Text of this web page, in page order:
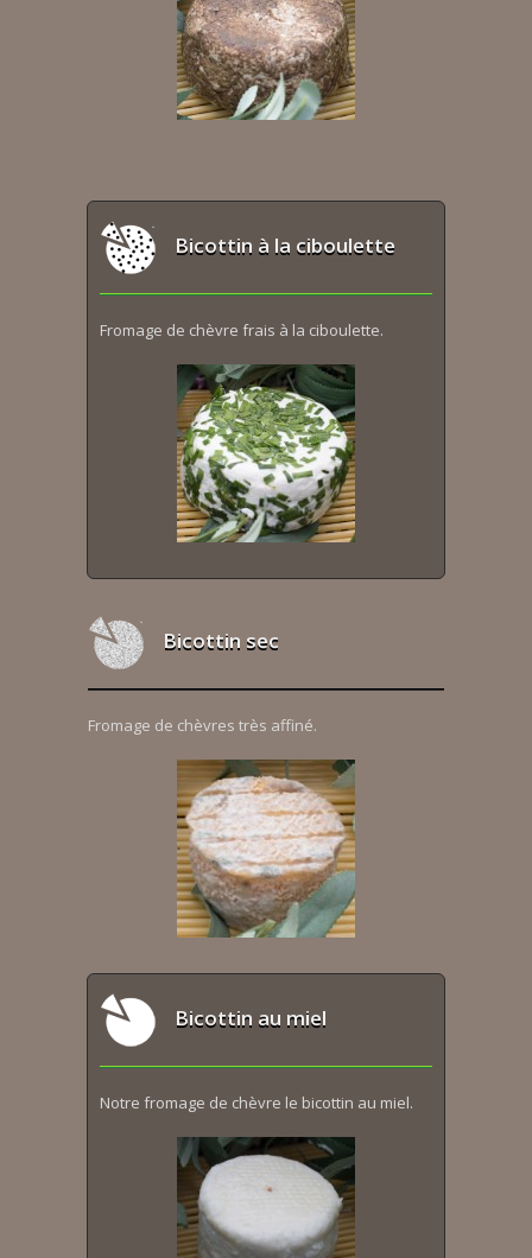
Bicottin à la ciboulette
Fromage de chèvre frais à la ciboulette.
Bicottin sec
Fromage de chèvres très affiné.
Bicottin au miel
Notre fromage de chèvre le bicottin au miel.